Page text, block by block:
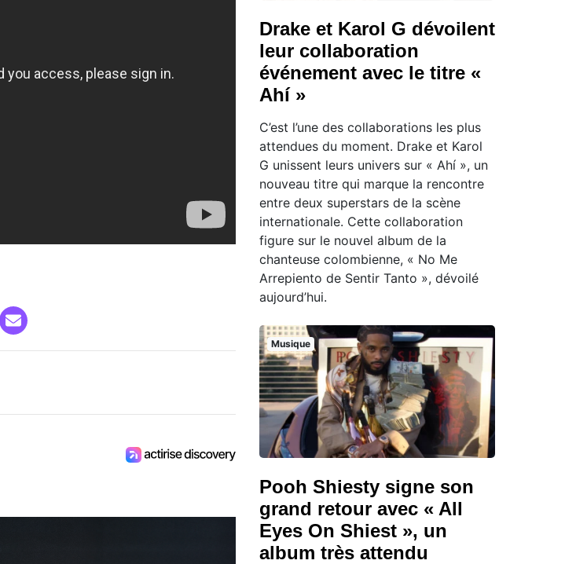
Drake et Karol G dévoilent
leur collaboration
événement avec le titre «
Ahí »
C’est l’une des collaborations les plus
attendues du moment. Drake et Karol
G unissent leurs univers sur « Ahí », un
nouveau titre qui marque la rencontre
entre deux superstars de la scène
internationale. Cette collaboration
figure sur le nouvel album de la
chanteuse colombienne, « No Me
Arrepiento de Sentir Tanto », dévoilé
aujourd’hui.
Musique
Pooh Shiesty signe son
grand retour avec « All
Eyes On Shiest », un
album très attendu